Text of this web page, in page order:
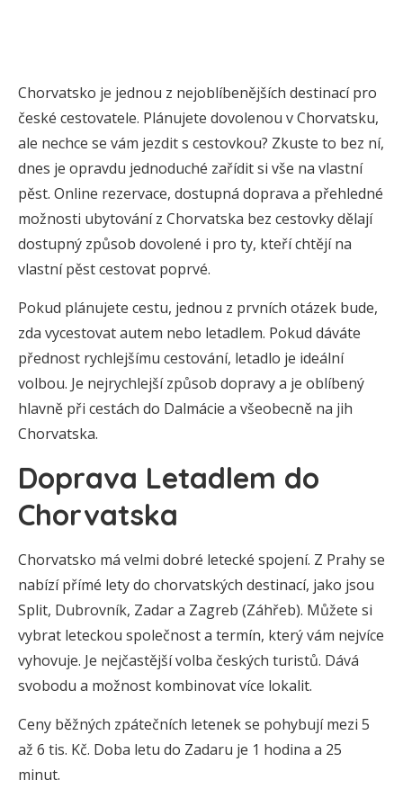
Chorvatsko je jednou z nejoblíbenějších destinací pro
české cestovatele. Plánujete dovolenou v Chorvatsku,
ale nechce se vám jezdit s cestovkou? Zkuste to bez ní,
dnes je opravdu jednoduché zařídit si vše na vlastní
pěst. Online rezervace, dostupná doprava a přehledné
možnosti ubytování z Chorvatska bez cestovky dělají
dostupný způsob dovolené i pro ty, kteří chtějí na
vlastní pěst cestovat poprvé.
Pokud plánujete cestu, jednou z prvních otázek bude,
zda vycestovat autem nebo letadlem. Pokud dáváte
přednost rychlejšímu cestování, letadlo je ideální
volbou. Je nejrychlejší způsob dopravy a je oblíbený
hlavně při cestách do Dalmácie a všeobecně na jih
Chorvatska.
Doprava Letadlem do
Chorvatska
Chorvatsko má velmi dobré letecké spojení. Z Prahy se
nabízí přímé lety do chorvatských destinací, jako jsou
Split, Dubrovník, Zadar a Zagreb (Záhřeb). Můžete si
vybrat leteckou společnost a termín, který vám nejvíce
vyhovuje. Je nejčastější volba českých turistů. Dává
svobodu a možnost kombinovat více lokalit.
Ceny běžných zpátečních letenek se pohybují mezi 5
až 6 tis. Kč. Doba letu do Zadaru je 1 hodina a 25
minut.